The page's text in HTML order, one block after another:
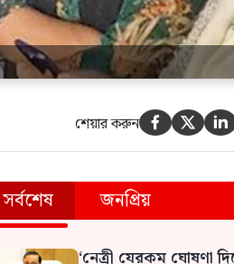
শেয়ার করুন   
সর্বশেষ জনপ্রিয়